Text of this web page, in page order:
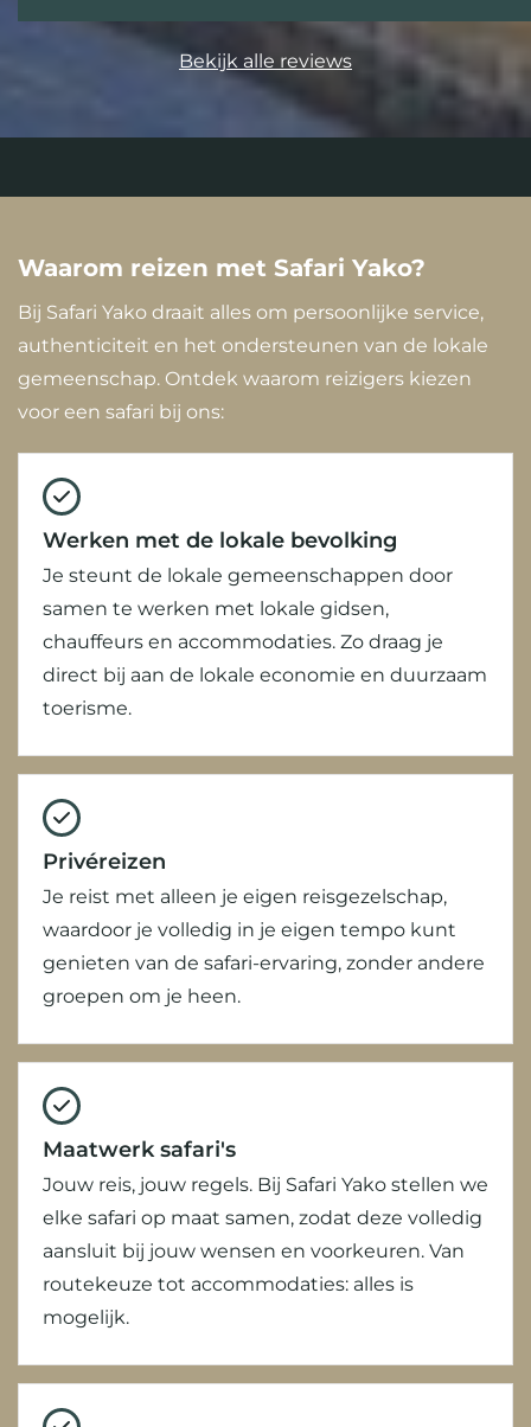
Bekijk alle reviews
Waarom reizen met Safari Yako?
Bij Safari Yako draait alles om persoonlijke service,
authenticiteit en het ondersteunen van de lokale
gemeenschap. Ontdek waarom reizigers kiezen
voor een safari bij ons:
Werken met de lokale bevolking
Je steunt de lokale gemeenschappen door
samen te werken met lokale gidsen,
chauffeurs en accommodaties. Zo draag je
direct bij aan de lokale economie en duurzaam
toerisme.
Privéreizen
Je reist met alleen je eigen reisgezelschap,
waardoor je volledig in je eigen tempo kunt
genieten van de safari-ervaring, zonder andere
groepen om je heen.
Maatwerk safari's
Jouw reis, jouw regels. Bij Safari Yako stellen we
elke safari op maat samen, zodat deze volledig
aansluit bij jouw wensen en voorkeuren. Van
routekeuze tot accommodaties: alles is
mogelijk.